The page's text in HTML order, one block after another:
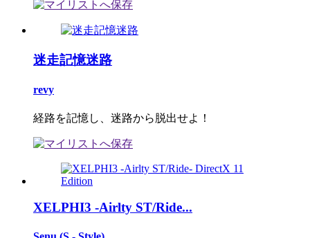
迷走記憶迷路
revy
経路を記憶し、迷路から脱出せよ！
XELPHI3 -Airlty ST/Ride...